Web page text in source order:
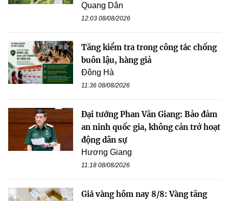
Quang Dân
12:03 08/08/2026
Tăng kiểm tra trong công tác chống
buôn lậu, hàng giả
Đông Hà
11:36 08/08/2026
Đại tướng Phan Văn Giang: Bảo đảm
an ninh quốc gia, không cản trở hoạt
động dân sự
Hương Giang
11:18 08/08/2026
Giá vàng hôm nay 8/8: Vàng tăng